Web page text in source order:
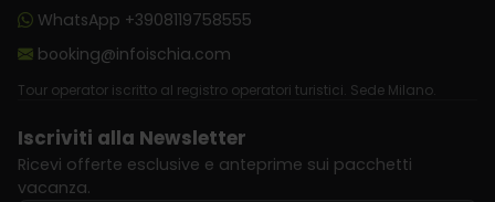
WhatsApp +3908119758555
booking@infoischia.com
Tour operator iscritto al registro operatori turistici. Sede Milano.
Iscriviti alla Newsletter
Ricevi offerte esclusive e anteprime sui pacchetti
vacanza.